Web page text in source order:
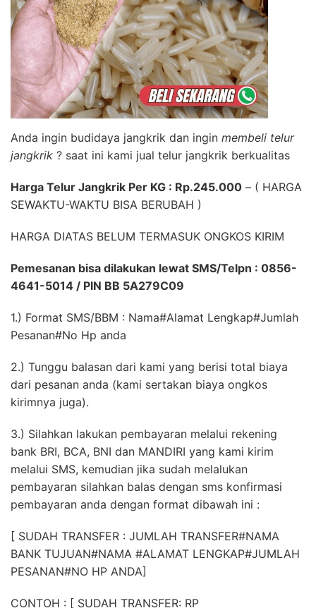
Anda ingin budidaya jangkrik dan ingin membeli telur
jangkrik ? saat ini kami jual telur jangkrik berkualitas
Harga Telur Jangkrik Per KG : Rp.245.000 – ( HARGA
SEWAKTU-WAKTU BISA BERUBAH )
HARGA DIATAS BELUM TERMASUK ONGKOS KIRIM
Pemesanan bisa dilakukan lewat SMS/Telpn : 0856-
4641-5014 / PIN BB 5A279C09
1.) Format SMS/BBM : Nama#Alamat Lengkap#Jumlah
Pesanan#No Hp anda
2.) Tunggu balasan dari kami yang berisi total biaya
dari pesanan anda (kami sertakan biaya ongkos
kirimnya juga).
3.) Silahkan lakukan pembayaran melalui rekening
bank BRI, BCA, BNI dan MANDIRI yang kami kirim
melalui SMS, kemudian jika sudah melalukan
pembayaran silahkan balas dengan sms konfirmasi
pembayaran anda dengan format dibawah ini :
[ SUDAH TRANSFER : JUMLAH TRANSFER#NAMA
BANK TUJUAN#NAMA #ALAMAT LENGKAP#JUMLAH
PESANAN#NO HP ANDA]
CONTOH : [ SUDAH TRANSFER: RP